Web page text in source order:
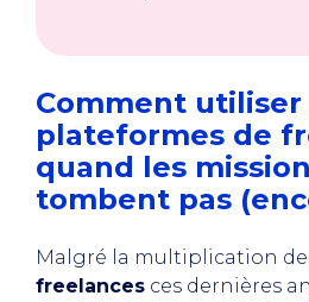
Comment utiliser
plateformes de
quand les
tombent pas
Malgré la multiplication
freelances ces dernières